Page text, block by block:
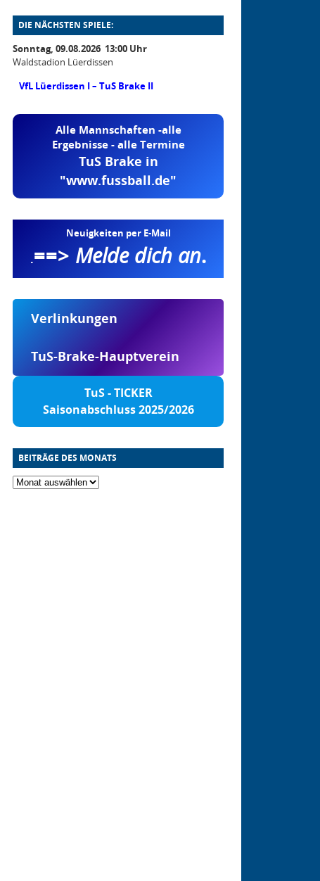
DIE NÄCHSTEN SPIELE:
Sonntag, 09.08.2026 13:00 Uhr
Waldstadion Lüerdissen
VfL Lüerdissen I – TuS Brake II
Alle Mannschaften -alle
Ergebnisse - alle Termine
TuS Brake in
"www.fussball.de"
Neuigkeiten per E-Mail
.==> Melde dich an.
Verlinkungen
TuS-Brake-Hauptverein
TuS - TICKER
Saisonabschluss 2025/2026
BEITRÄGE DES MONATS